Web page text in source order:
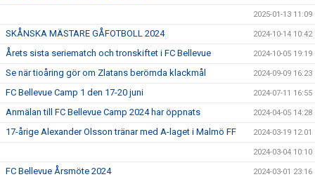
DOMARE
GYMKORT NORDIC WELLNESS
FYSTRÄNING
FRITIDSKORTET 2026
2025-01-13 11:09
SKÅNSKA MÄSTARE GÅFOTBOLL 2024 2024-10-14 10:42
Årets sista seriematch och tronskiftet i FC Bellevue 2024-10-05 19:19
Se när tioåring gör om Zlatans berömda klackmål 2024-09-09 16:23
FC Bellevue Camp 1 den 17-20 juni 2024-07-11 16:55
Anmälan till FC Bellevue Camp 2024 har öppnats 2024-04-05 14:28
17-årige Alexander Olsson tränar med A-laget i Malmö FF 2024-03-19 12:01
2024-03-04 10:10
FC Bellevue Årsmöte 2024 2024-03-01 23:16